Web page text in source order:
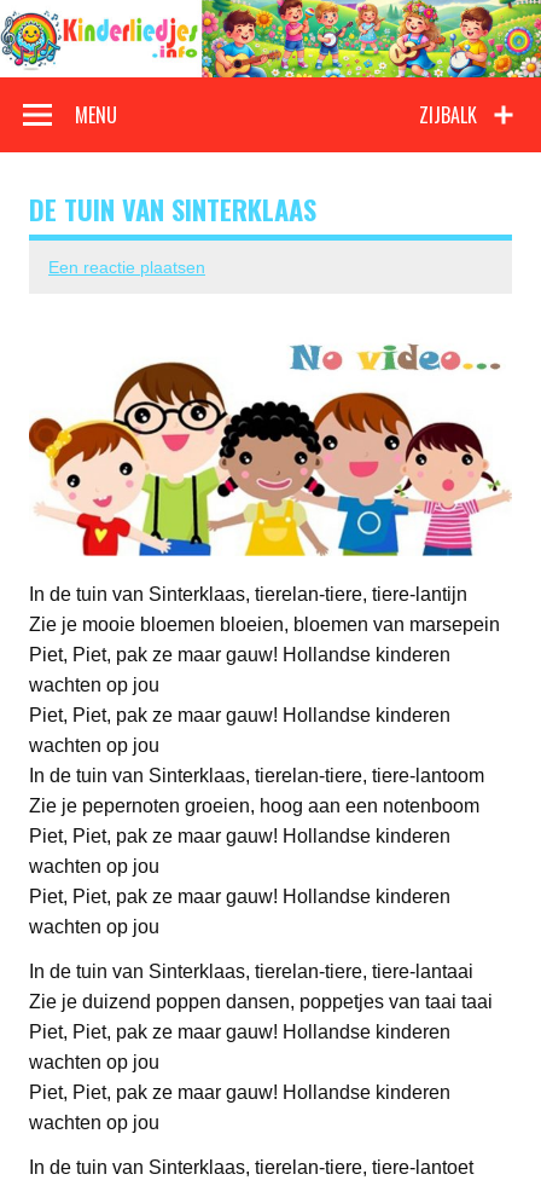
Doorgaan
naar
inhoud
Kinderliedjes
ZIJBALK
MENU
DE TUIN VAN SINTERKLAAS
Een reactie plaatsen
In de tuin van Sinterklaas, tierelan-tiere, tiere-lantijn
Zie je mooie bloemen bloeien, bloemen van marsepein
Piet, Piet, pak ze maar gauw! Hollandse kinderen
wachten op jou
Piet, Piet, pak ze maar gauw! Hollandse kinderen
wachten op jou
In de tuin van Sinterklaas, tierelan-tiere, tiere-lantoom
Zie je pepernoten groeien, hoog aan een notenboom
Piet, Piet, pak ze maar gauw! Hollandse kinderen
wachten op jou
Piet, Piet, pak ze maar gauw! Hollandse kinderen
wachten op jou
In de tuin van Sinterklaas, tierelan-tiere, tiere-lantaai
Zie je duizend poppen dansen, poppetjes van taai taai
Piet, Piet, pak ze maar gauw! Hollandse kinderen
wachten op jou
Piet, Piet, pak ze maar gauw! Hollandse kinderen
wachten op jou
In de tuin van Sinterklaas, tierelan-tiere, tiere-lantoet